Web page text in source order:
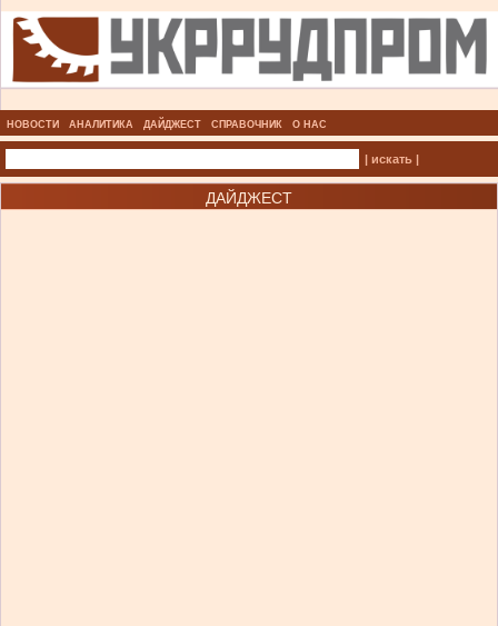
НОВОСТИ АНАЛИТИКА ДАЙДЖЕСТ СПРАВОЧНИК О НАС
| искать |
ДАЙДЖЕСТ